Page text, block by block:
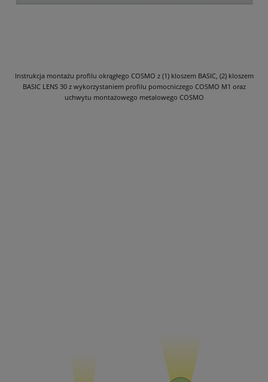
Instrukcja montażu profilu okrągłego COSMO z (1) kloszem BASIC, (2) kloszem
BASIC LENS 30 z wykorzystaniem profilu pomocniczego COSMO M1 oraz
uchwytu montażowego metalowego COSMO